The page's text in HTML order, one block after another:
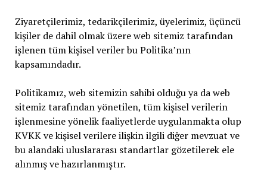
Ziyaretçilerimiz, tedarikçilerimiz, üyelerimiz, üçüncü
kişiler de dahil olmak üzere web sitemiz tarafından
işlenen tüm kişisel veriler bu Politika’nın
kapsamındadır.
Politikamız, web sitemizin sahibi olduğu ya da web
sitemiz tarafından yönetilen, tüm kişisel verilerin
işlenmesine yönelik faaliyetlerde uygulanmakta olup
KVKK ve kişisel verilere ilişkin ilgili diğer mevzuat ve
bu alandaki uluslararası standartlar gözetilerek ele
alınmış ve hazırlanmıştır.